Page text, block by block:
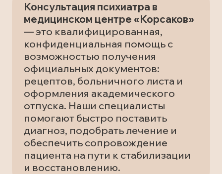
Консультация психиатра в
медицинском центре «Корсаков»
— это квалифицированная,
конфиденциальная помощь с
возможностью получения
официальных документов:
рецептов, больничного листа и
оформления академического
отпуска. Наши специалисты
помогают быстро поставить
диагноз, подобрать лечение и
обеспечить сопровождение
пациента на пути к стабилизации
и восстановлению.